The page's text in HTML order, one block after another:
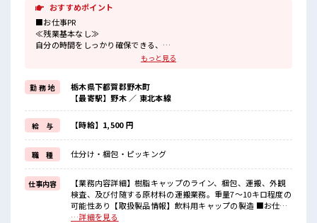
おすすめポイント
■お仕事PR
≪残業基本なし≫
自分の時間をしっかり確保できる、
≪髪型自由≫
基本的に髪色自由で明るすぎたり奇抜でなければOKです！
(規定有)≪機能的な制服アリ≫
制服があるので、
毎日の服装の悩み解消♪
≪未経験OKの仕事≫
新しいことにチャレンジするのは不安だけど、
しっかり働く環境が整っています！
イチからスキルUP・ステップUP目指していきましょう！
≪自分に合った期間で働ける≫
福利厚生が整った派遣のお仕事です！
■職場の雰囲気
もっと見る
勤 務 地
栃木県下都賀郡野木町
【最寄駅】野木 ／ 東北本線
給 与 【時給】1,500 円
職 種 仕分け・梱包・ピッキング
仕事内容
【業務内容詳細】樹脂キャップのライン、梱包、運搬、外観
検査、及び付随する原材料の運搬業務。重量7～10キロ程度の
可能性あり【取扱製品情報】飲料用キャップの製造 ■お仕事
PR ≪残業基本なし≫ 自分の時間をしっかり確保できる、 残業
…詳細を見る